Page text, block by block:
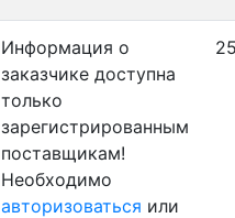
Информация о
заказчике доступна
только
зарегистрированным
поставщикам!
Необходимо
авторизоваться или